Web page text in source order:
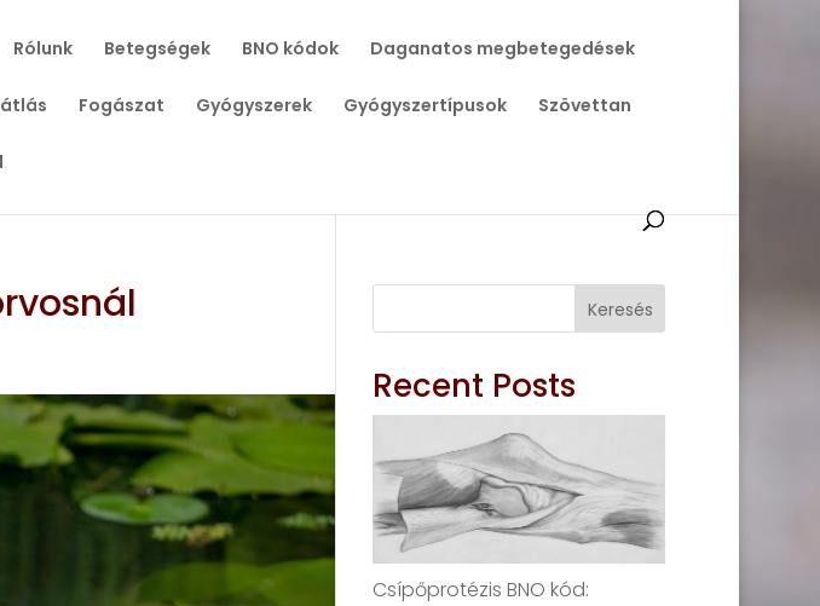
Rólunk Betegségek BNO kódok Daganatos megbetegedések
Fogászat Gyógyszerek Gyógyszertípusok Szövettan
Keresés
Recent Posts
Csípőprotézis BNO kód: